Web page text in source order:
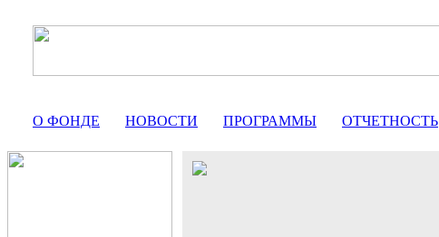
О ФОНДЕ НОВОСТИ ПРОГРАММЫ ОТЧЕТНОСТЬ